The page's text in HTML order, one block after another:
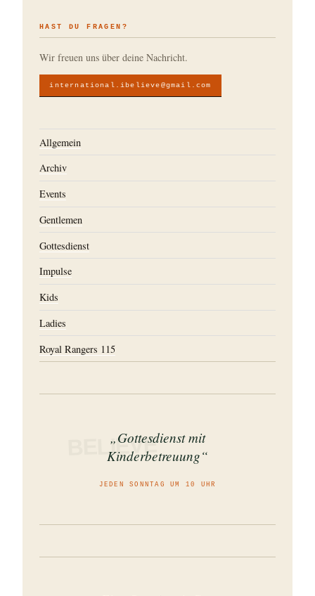
HAST DU FRAGEN?
Wir freuen uns über deine Nachricht.
international.ibelieve@gmail.com
Allgemein
Archiv
Events
Gentlemen
Gottesdienst
Impulse
Kids
Ladies
Royal Rangers 115
BELIEVE
„Gottesdienst mit
Kinderbetreuung“
JEDEN SONNTAG UM 10 UHR